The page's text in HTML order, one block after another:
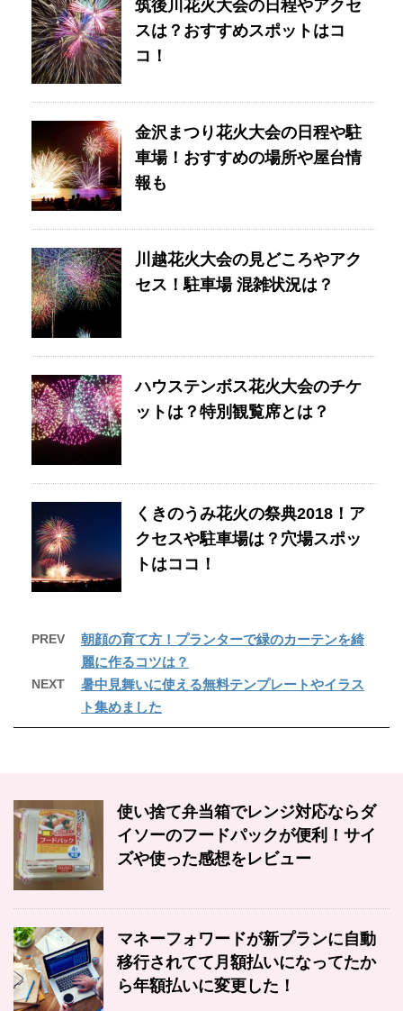
筑後川花火大会の日程やアクセ
スは？おすすめスポットはコ
コ！
金沢まつり花火大会の日程や駐
車場！おすすめの場所や屋台情
報も
川越花火大会の見どころやアク
セス！駐車場 混雑状況は？
ハウステンボス花火大会のチケ
ットは？特別観覧席とは？
くきのうみ花火の祭典2018！ア
クセスや駐車場は？穴場スポッ
トはココ！
PREV
朝顔の育て方！プランターで緑のカーテンを綺
麗に作るコツは？
NEXT
暑中見舞いに使える無料テンプレートやイラス
ト集めました
使い捨て弁当箱でレンジ対応ならダ
イソーのフードパックが便利！サイ
ズや使った感想をレビュー
マネーフォワードが新プランに自動
移行されてて月額払いになってたか
ら年額払いに変更した！